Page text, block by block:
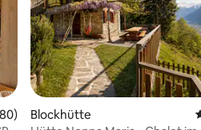
Bewertung: 4,99 von 5,
Blockhütte